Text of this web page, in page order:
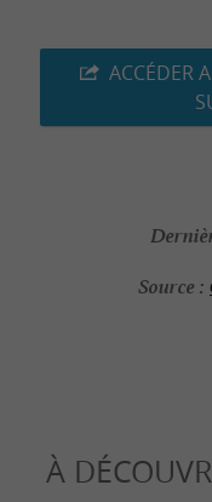
ACCÉDER
Source :
À